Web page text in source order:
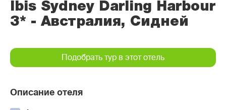
Ibis Sydney Darling Harbour
3* - Австралия, Сидней
Описание отеля
Подобрать тур в этот отель